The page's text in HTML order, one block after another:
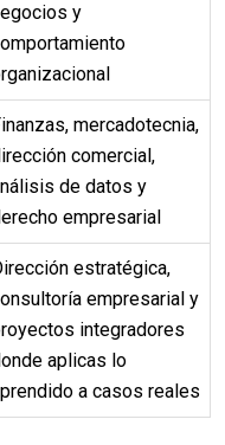
y
mercadotecnia,
comercial,
de datos y
empresarial
estratégica,
empresarial y
integradores
aplicas lo
a casos reales